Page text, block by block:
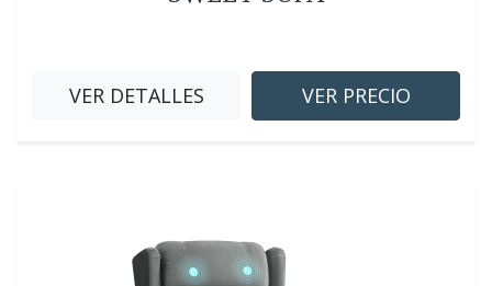
VER DETALLES VER PRECIO